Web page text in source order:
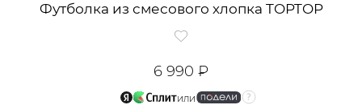
Футболка из смесового хлопка TOPTOP
6 990 ₽
или